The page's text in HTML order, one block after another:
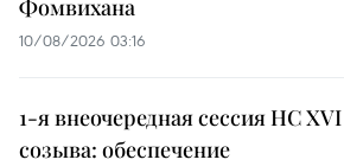
Фомвихана
10/08/2026 03:16
1-я внеочередная сессия НС XVI
созыва: обеспечение